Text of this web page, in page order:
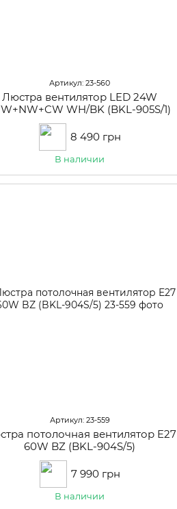
Артикул: 23-560
Люстра вентилятор LED 24W
WH/BK (BKL-905S/1)
8 490 грн
В наличии
Артикул: 23-559
потолочная вентилятор E27
60W BZ (BKL-904S/5)
7 990 грн
В наличии